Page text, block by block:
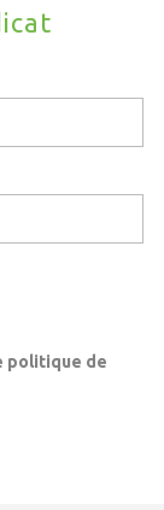
politique de